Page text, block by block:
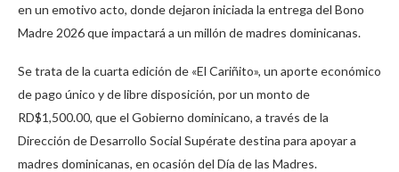
en un emotivo acto, donde dejaron iniciada la entrega del Bono
Madre 2026 que impactará a un millón de madres dominicanas.
Se trata de la cuarta edición de «El Cariñito», un aporte económico
de pago único y de libre disposición, por un monto de
RD$1,500.00, que el Gobierno dominicano, a través de la
Dirección de Desarrollo Social Supérate destina para apoyar a
madres dominicanas, en ocasión del Día de las Madres.